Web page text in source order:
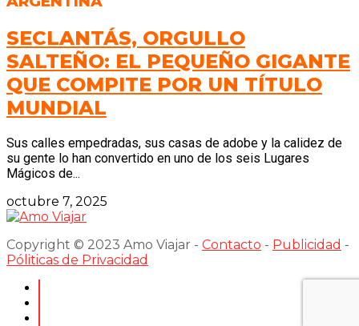
SECLANTÁS, ORGULLO
SALTEÑO: EL PEQUEÑO GIGANTE
QUE COMPITE POR UN TÍTULO
MUNDIAL
Sus calles empedradas, sus casas de adobe y la calidez de
su gente lo han convertido en uno de los seis Lugares
Mágicos de...
octubre 7, 2025
Copyright © 2023 Amo Viajar - Contacto - Publicidad -
Póliticas de Privacidad